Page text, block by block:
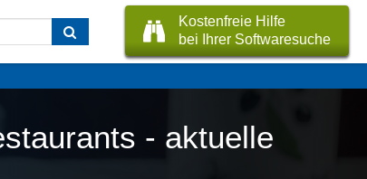
Kostenfreie Hilfe
bei Ihrer Softwaresuche
- aktuelle